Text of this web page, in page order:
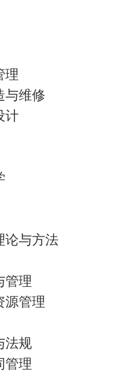
理
与维修
计
论与方法
管理
源管理
法规
管理